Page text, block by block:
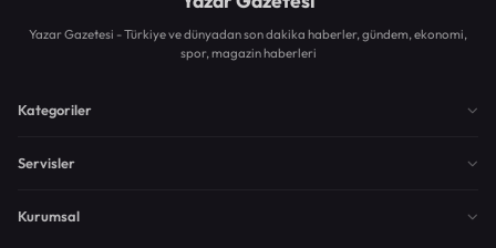
Yazar Gazetesi - Türkiye ve dünyadan son dakika haberler, gündem, ekonomi,
spor, magazin haberleri
Kategoriler
Servisler
Kurumsal